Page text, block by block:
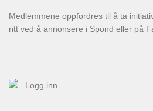
Medlemmene oppfordres til å ta
ritt ved å annonsere i Spond eller på
Logg inn